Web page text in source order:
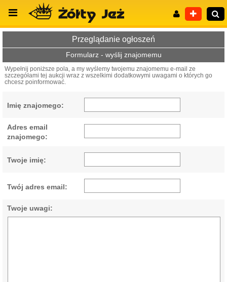
Wyszukiwanie zaawansowane
Przeglądanie ogłoszeń
Formularz - wyślij znajomemu
Wypełnij poniższe pola, a my wyślemy twojemu znajomemu e-mail ze
szczegółami tej aukcji wraz z wszelkimi dodatkowymi uwagami o których go
chcesz poinformować.
Imię znajomego:
Adres email
znajomego:
Twoje imię:
Twój adres email:
Twoje uwagi: